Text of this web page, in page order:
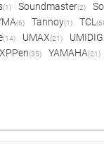
(1) Soundmaster(2)
(6) Tannoy(1) TCL
(14) UMAX(21)
XPPen(35) YAMAHA(21)